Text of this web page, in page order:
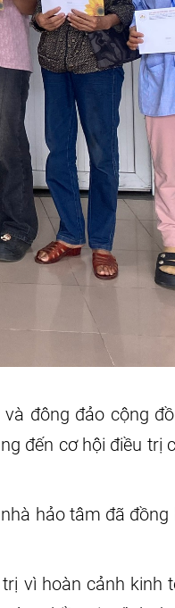
đông đảo cộng
đến cơ hội điều trị
hảo tâm đã
vì hoàn cảnh kinh